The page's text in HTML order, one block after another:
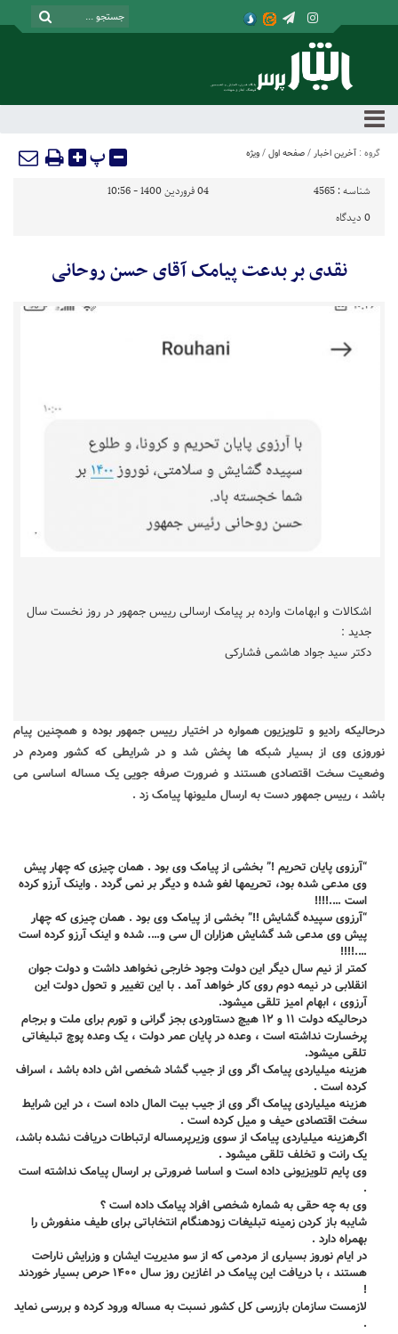
گروه : آخرین اخبار / صفحه اول / ویژه پ
شناسه : 4565
04 فروردین 1400 - 10:56
0 دیدگاه
نقدی بر بدعت پیامک آقای حسن روحانی
اشکالات و ابهامات وارده بر پیامک ارسالی رییس جمهور در روز نخست سال
جدید :
دکتر سید جواد هاشمی فشارکی
درحالیکه رادیو و تلویزیون همواره در اختیار رییس جمهور بوده و همچنین پیام
نوروزی وی از بسیار شبکه ها پخش شد و در شرایطی که کشور ومردم در
وضعیت سخت اقتصادی هستند و ضرورت صرفه جویی یک مساله اساسی می
باشد ، رییس جمهور دست به ارسال ملیونها پیامک زد .
“آرزوی پایان تحریم !” بخشی از پیامک وی بود . همان چیزی که چهار پیش
وی مدعی شده بود، تحریمها لغو شده و دیگر بر نمی گردد . واینک آرزو کرده
است ….!!!!
“آرزوی سپیده گشایش !!” بخشی از پیامک وی بود . همان چیزی که چهار
پیش وی مدعی شد گشایش هزاران ال سی و…. شده و اینک آرزو کرده است
….!!!!
کمتر از نیم سال دیگر این دولت وجود خارجی نخواهد داشت و دولت جوان
انقلابی در نیمه دوم روی کار خواهد آمد . با این تغییر و تحول دولت این
آرزوی ، ابهام امیز تلقی میشود.
درحالیکه دولت ۱۱ و ۱۲ هیچ دستاوردی بجز گرانی و تورم برای ملت و برجام
پرخسارت نداشته است ، وعده در پایان عمر دولت ، یک وعده پوچ تبلیغاتی
تلقی میشود.
هزینه میلیاردی پیامک اگر وی از جیب گشاد شخصی اش داده باشد ، اسراف
کرده است .
هزینه میلیاردی پیامک اگر وی از جیب بیت المال داده است ، در این شرایط
سخت اقتصادی حیف و میل کرده است .
اگرهزینه میلیاردی پیامک از سوی وزیرپرمساله ارتباطات دریافت نشده باشد،
یک رانت و تخلف تلقی میشود .
وی پایم تلویزیونی داده است و اساسا ضرورتی بر ارسال پیامک نداشته است
.
وی به چه حقی به شماره شخصی افراد پیامک داده است ؟
شایبه باز کردن زمینه تبلیغات زودهنگام انتخاباتی برای طیف منفورش را
بهمراه دارد .
در ایام نوروز بسیاری از مردمی که از سو مدیریت ایشان و وزرایش ناراحت
هستند ، با دریافت این پیامک در اغازین روز سال ۱۴۰۰ حرص بسیار خوردند
!
لازمست سازمان بازرسی کل کشور نسبت به مساله ورود کرده و بررسی نماید
.